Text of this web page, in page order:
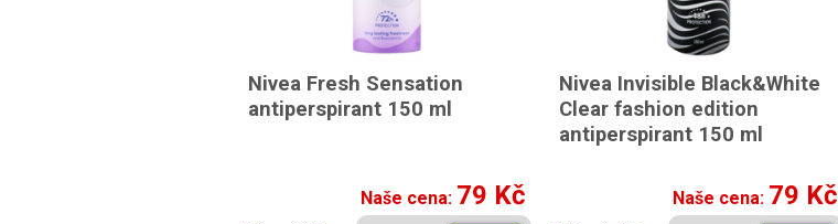
Nivea Fresh Sensation
antiperspirant 150 ml
Naše cena: 79 Kč
Nivea Invisible Black&White
Clear fashion edition
antiperspirant 150 ml
Naše cena: 79 Kč